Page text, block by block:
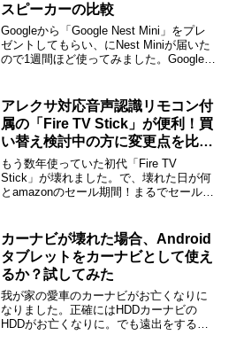
スピーカーの比較
Googleから「Google Nest Mini」をプレ
ゼントしてもらい、にNest Miniが届いた
ので1週間ほど使ってみました。Google
良いのか、説明していきます。
アレクサ対応音声認識リモコン付
属の「Fire TV Stick」が便利！買
い替え検討中の方に変更点を比較
解説
もう数年使っていた初代「Fire TV
Stick」が壊れました。で、壊れた日が何
とamazonのセール期間！まるでセールに
識リモコン付属 」を購入しました。
カーナビが壊れた場合、Android
タブレットをカーナビとして使え
るか？試してみた
我が家の愛車のカーナビがお亡くなりに
なりました。正確にはHDDカーナビの
HDDがお亡くなりに。でも遠出をする時